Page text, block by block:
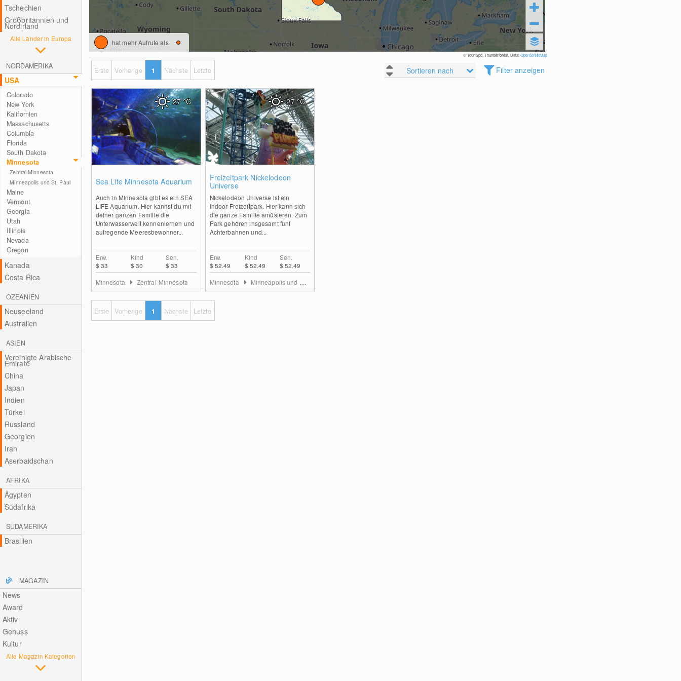
Tschechien
Großbritannien und
Nordirland
Alle Länder in Europa
NORDAMERIKA
USA
Colorado
New York
Kalifornien
Massachusetts
Columbia
Florida
South Dakota
Minnesota
Zentral-Minnesota
Minneapolis und St. Paul
Maine
Vermont
Georgia
Utah
Illinois
Nevada
Oregon
Kanada
Costa Rica
OZEANIEN
Neuseeland
Australien
ASIEN
Vereinigte Arabische
Emirate
China
Japan
Indien
Türkei
Russland
Georgien
Iran
Aserbaidschan
AFRIKA
Ägypten
Südafrika
SÜDAMERIKA
Brasilien
MAGAZIN
News
Award
Aktiv
Genuss
Kultur
Alle Magazin Kategorien
hat mehr Aufrufe als
© TouriSpo, Thunderforest, Data:OpenStreetMap
Sortieren nach Filter anzeigen
Erste Vorherige 1 Nächste Letzte
Sea Life Minnesota Aquarium
Auch in Minnesota gibt es ein SEA
LIFE Aquarium. Hier kannst du mit
deiner ganzen Familie die
Unterwasserwelt kennenlernen und
aufregende Meeresbewohner...
Erw.
$ 33
Kind
$ 30
Sen.
$ 33
27°C
Minnesota Zentral-Minnesota
Freizeitpark Nickelodeon
Universe
Nickelodeon Universe ist ein
Indoor-Freizeitpark. Hier kann sich
die ganze Familie amüsieren. Zum
Park gehören insgesamt fünf
Achterbahnen und...
Erw.
$ 52.49
Kind
$ 52.49
Sen.
$ 52.49
27°C
Minnesota Minneapolis und St. Paul
Erste Vorherige 1 Nächste Letzte